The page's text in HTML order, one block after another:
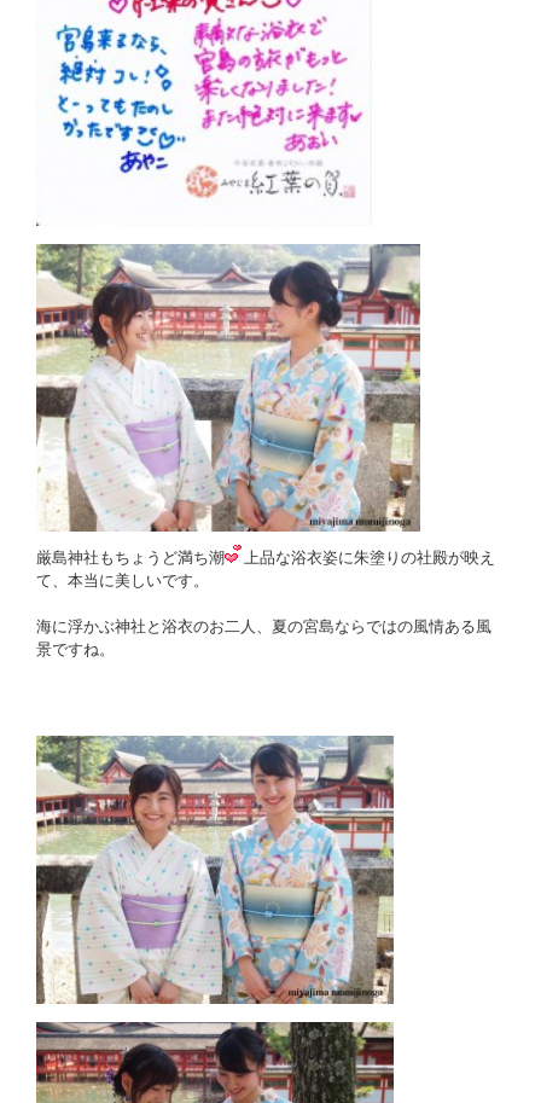
厳島神社もちょうど満ち潮
上品な浴衣姿に朱塗りの社殿が映え
て、本当に美しいです。
海に浮かぶ神社と浴衣のお二人、夏の宮島ならではの風情ある風
景ですね。